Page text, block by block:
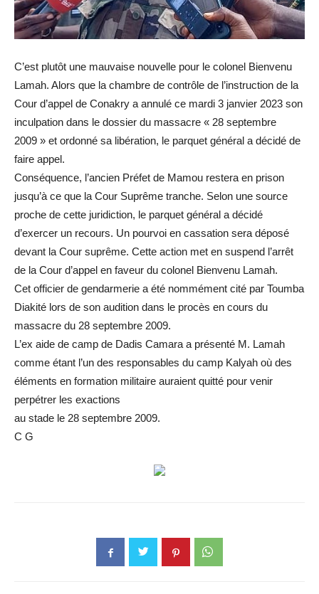
C’est plutôt une mauvaise nouvelle pour le colonel Bienvenu
Lamah. Alors que la chambre de contrôle de l’instruction de la
Cour d’appel de Conakry a annulé ce mardi 3 janvier 2023 son
inculpation dans le dossier du massacre « 28 septembre
2009 » et ordonné sa libération, le parquet général a décidé de
faire appel.
Conséquence, l’ancien Préfet de Mamou restera en prison
jusqu’à ce que la Cour Suprême tranche. Selon une source
proche de cette juridiction, le parquet général a décidé
d’exercer un recours. Un pourvoi en cassation sera déposé
devant la Cour suprême. Cette action met en suspend l’arrêt
de la Cour d’appel en faveur du colonel Bienvenu Lamah.
Cet officier de gendarmerie a été nommément cité par Toumba
Diakité lors de son audition dans le procès en cours du
massacre du 28 septembre 2009.
L’ex aide de camp de Dadis Camara a présenté M. Lamah
comme étant l’un des responsables du camp Kalyah où des
éléments en formation militaire auraient quitté pour venir
perpétrer les exactions
au stade le 28 septembre 2009.
C G